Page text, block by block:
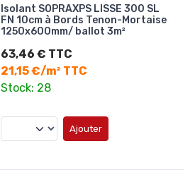
Isolant SOPRAXPS LISSE 300 SL
FN 10cm à Bords Tenon-Mortaise
1250x600mm/ ballot 3m²
63,46 € TTC
21,15 €/m² TTC
Stock: 28
Ajouter